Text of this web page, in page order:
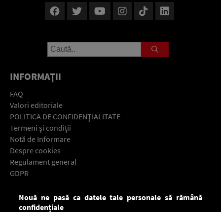
INFORMAŢII
FAQ
Valori editoriale
POLITICA DE CONFIDENŢIALITATE
Termeni şi condiţii
Notă de Informare
Despre cookies
Regulament general
GDPR
Descarcă gratuit aplicaţia Europa FM pentru smartphone:
Nouă ne pasă ca datele tale personale să rămână
confidențiale